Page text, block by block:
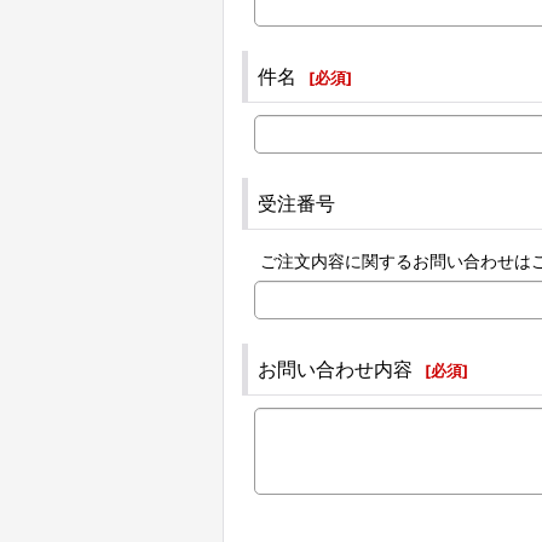
件名 [必須]
受注番号
ご注文内容に関するお問い合わせは
お問い合わせ内容 [必須]